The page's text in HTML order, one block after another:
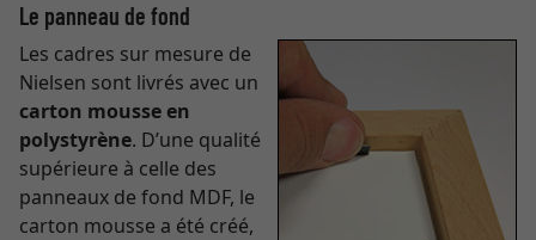
Le panneau de fond
Les cadres sur mesure de
Nielsen sont livrés avec un
carton mousse en
polystyrène. D’une qualité
supérieure à celle des
panneaux de fond MDF, le
carton mousse a été créé,